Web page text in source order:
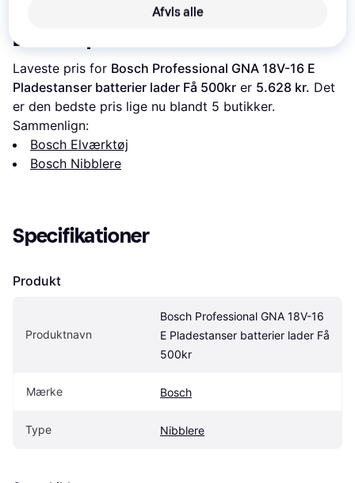
Læs om produktet
Laveste pris for Bosch Professional GNA 18V-16 E
Pladestanser batterier lader Få 500kr er 5.628 kr. Det
er den bedste pris lige nu blandt 5 butikker.
Sammenlign:
Bosch Elværktøj
Bosch Nibblere
Specifikationer
Produkt
Produktnavn
Bosch Professional GNA 18V-16
E Pladestanser batterier lader Få
500kr
Mærke Bosch
Type Nibblere
Afvis alle